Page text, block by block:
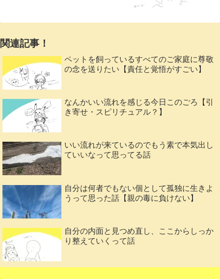
関連記事！
ペットを飼っているすべてのご家庭に尊敬
の念を送りたい【責任と覚悟がすごい】
なんかいい流れを感じる今日このごろ【引
き寄せ・スピリチュアル？】
いい流れが来ているのでもう素で本気出し
ていいなって思ってる話
自分は何者でもない個として孤独に生きよ
うって思った話【親の毒に負けない】
自分の内面と見つめ直し、ここからしっか
り整えていくって話